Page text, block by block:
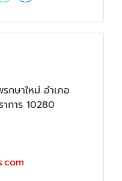
กษาใหม่ อำเภอ
การ 10280